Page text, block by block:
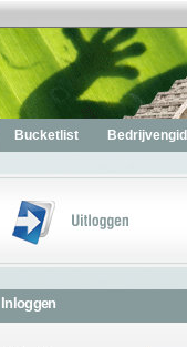
Bucketlist
Inloggen